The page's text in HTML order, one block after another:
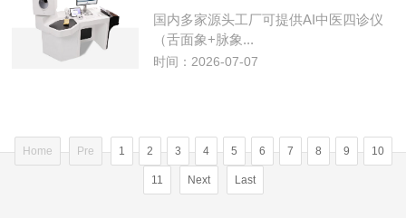
国内多家源头工厂可提供AI中医四诊仪
（舌面象+脉象...
时间：2026-07-07
Home Pre 1 2 3 4 5 6 7 8 9 10
11 Next Last